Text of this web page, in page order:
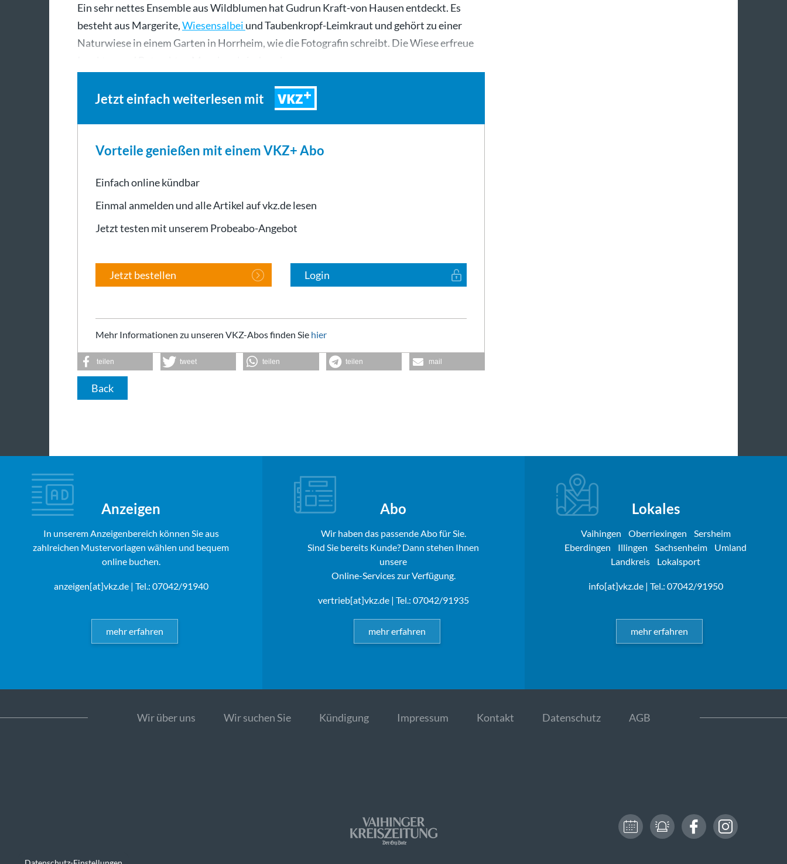
Ein sehr nettes Ensemble aus Wildblumen hat Gudrun Kraft-von Hausen entdeckt. Es
besteht aus Margerite,Wiesensalbei und Taubenkropf-Leimkraut und gehört zu einer
Naturwiese in einem Garten in Horrheim, wie die Fotografin schreibt. Die Wiese erfreue
Jetzt einfach weiterlesen mit VKZ
Vorteile genießen mit einem VKZ+ Abo
Einfach online kündbar
Einmal anmelden und alle Artikel auf vkz.de lesen
Jetzt testen mit unserem Probeabo-Angebot
Jetzt bestellen Login
Mehr Informationen zu unseren VKZ-Abos finden Sie hier
teilen tweet teilen teilen mail
Back
Anzeigen
In unserem Anzeigenbereich können Sie aus
zahlreichen Mustervorlagen wählen und bequem
online buchen.
anzeigen[at]vkz.de| Tel.: 07042/91940
mehr erfahren
Abo
Wir haben das passende Abo für Sie.
Sind Sie bereits Kunde? Dann stehen Ihnen
unsere
Online-Services zur Verfügung.
vertrieb[at]vkz.de| Tel.: 07042/91935
mehr erfahren
Lokales
Vaihingen Oberriexingen
Sersheim
Eberdingen
Illingen Sachsenheim
Umland
Landkreis
Lokalsport
info[at]vkz.de| Tel.: 07042/91950
mehr erfahren
Wir über uns Wir suchen Sie Kündigung Impressum Kontakt Datenschutz AGB